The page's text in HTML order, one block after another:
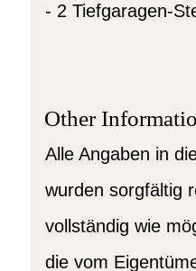
- 2 Tiefgaragen-
Other
Alle Angaben in
wurden sorgfältig
vollständig wie
die vom